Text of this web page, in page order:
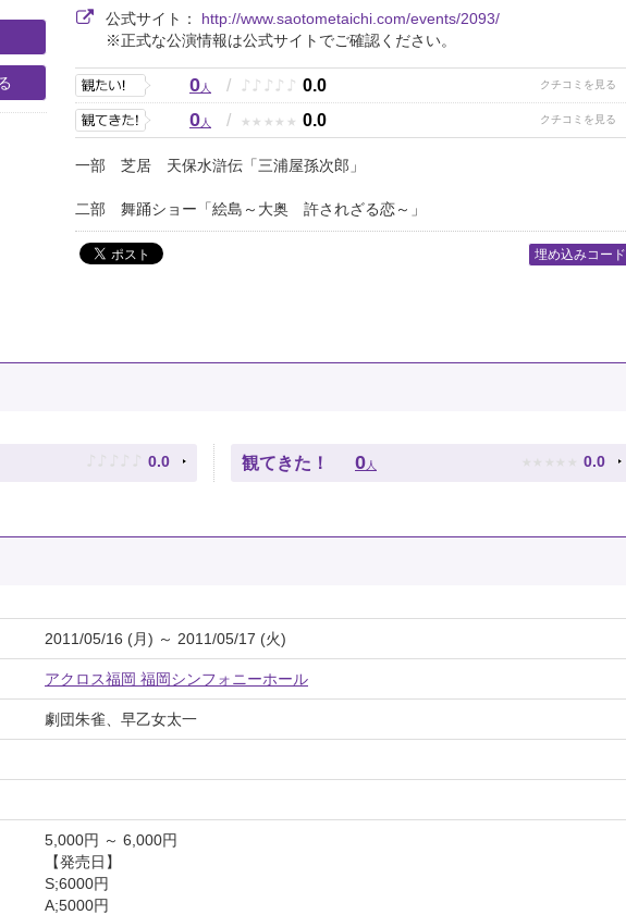
公式サイト： http://www.saotometaichi.com/events/2093/
※正式な公演情報は公式サイトでご確認ください。
0人 / ♪ ♪ ♪ ♪ ♪ 0.0
0人 / ★ ★ ★ ★ ★ 0.0
一部 芝居 天保水滸伝「三浦屋孫次郎」
二部 舞踊ショー「絵島～大奥 許されざる恋～」
埋め込みコード
♪ ♪ ♪ ♪ ♪ 0.0 観てきた！ 0 人 ★ ★ ★ ★ ★ 0.0
2011/05/16 (月) ～ 2011/05/17 (火)
アクロス福岡 福岡シンフォニーホール
劇団朱雀、早乙女太一
5,000円 ～ 6,000円
【発売日】
S;6000円
A;5000円